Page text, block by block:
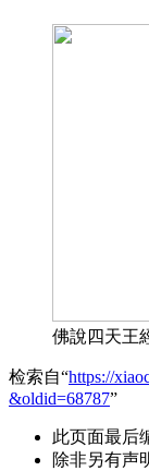
佛說四天王
检索自“https://
&oldid=68787”
此页面最后
除非另有声